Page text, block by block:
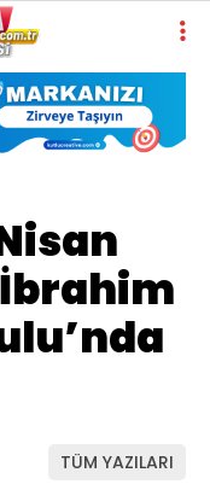
TÜM YAZILARI